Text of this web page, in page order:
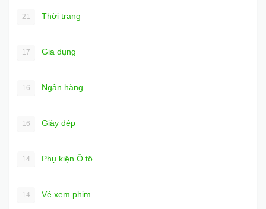
21 Thời trang
17 Gia dụng
16 Ngân hàng
16 Giày dép
14 Phụ kiện Ô tô
14 Vé xem phim